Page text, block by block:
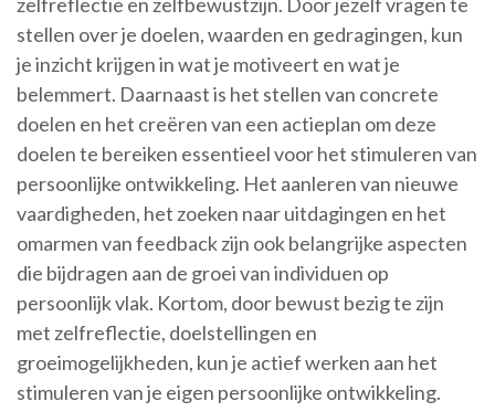
stellen over je doelen, waarden en gedragingen, kun
je inzicht krijgen in wat je motiveert en wat je
belemmert. Daarnaast is het stellen van concrete
doelen en het creëren van een actieplan om deze
doelen te bereiken essentieel voor het stimuleren van
persoonlijke ontwikkeling. Het aanleren van nieuwe
vaardigheden, het zoeken naar uitdagingen en het
omarmen van feedback zijn ook belangrijke aspecten
die bijdragen aan de groei van individuen op
persoonlijk vlak. Kortom, door bewust bezig te zijn
met zelfreflectie, doelstellingen en
groeimogelijkheden, kun je actief werken aan het
stimuleren van je eigen persoonlijke ontwikkeling.